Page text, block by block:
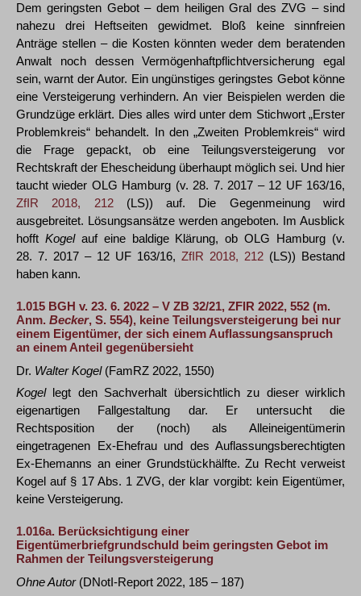
Dem geringsten Gebot – dem heiligen Gral des ZVG – sind
nahezu drei Heftseiten gewidmet. Bloß keine sinnfreien
Anträge stellen – die Kosten könnten weder dem beratenden
Anwalt noch dessen Vermögenhaftpflichtversicherung egal
sein, warnt der Autor. Ein ungünstiges geringstes Gebot könne
eine Versteigerung verhindern. An vier Beispielen werden die
Grundzüge erklärt. Dies alles wird unter dem Stichwort „Erster
Problemkreis“ behandelt. In den „Zweiten Problemkreis“ wird
die Frage gepackt, ob eine Teilungsversteigerung vor
Rechtskraft der Ehescheidung überhaupt möglich sei. Und hier
taucht wieder OLG Hamburg (v. 28. 7. 2017 – 12 UF 163/16,
ZfIR 2018, 212(LS)) auf. Die Gegenmeinung wird
ausgebreitet. Lösungsansätze werden angeboten. Im Ausblick
hofft Kogelauf eine baldige Klärung, ob OLG Hamburg (v.
28. 7. 2017 – 12 UF 163/16, ZfIR 2018, 212 (LS)) Bestand
haben kann.
1.015 BGH v. 23. 6. 2022 – V ZB 32/21, ZFIR 2022, 552 (m.
Anm. Becker, S. 554), keine Teilungsversteigerung bei nur
einem Eigentümer, der sich einem Auflassungsanspruch
an einem Anteil gegenübersieht
Dr. Walter Kogel(FamRZ 2022, 1550)
Kogellegt den Sachverhalt übersichtlich zu dieser wirklich
eigenartigen Fallgestaltung dar. Er untersucht die
Rechtsposition der (noch) als Alleineigentümerin
eingetragenen Ex-Ehefrau und des Auflassungsberechtigten
Ex-Ehemanns an einer Grundstückhälfte. Zu Recht verweist
Kogel auf § 17 Abs. 1 ZVG, der klar vorgibt: kein Eigentümer,
keine Versteigerung.
1.016a. Berücksichtigung einer
Eigentümerbriefgrundschuld beim geringsten Gebot im
Rahmen der Teilungsversteigerung
Ohne Autor(DNotI-Report 2022, 185 – 187)